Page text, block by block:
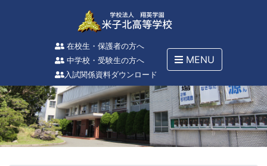
在校生・保護者の方へ
中学校・受験生の方へ
入試関係資料ダウンロード
MENU